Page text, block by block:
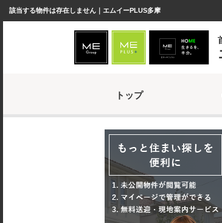
該当する物件は存在しません｜エムイーPLUS多摩
トップ